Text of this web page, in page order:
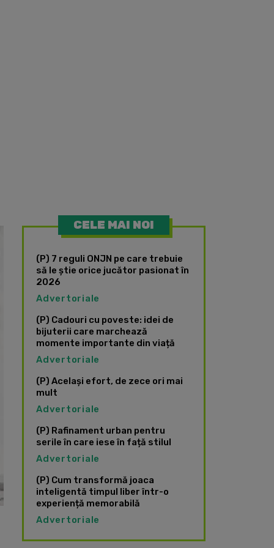
CELE MAI NOI
(P) 7 reguli ONJN pe care trebuie
să le știe orice jucător pasionat în
2026
Advertoriale
(P) Cadouri cu poveste: idei de
bijuterii care marchează
momente importante din viață
Advertoriale
(P) Același efort, de zece ori mai
mult
Advertoriale
(P) Rafinament urban pentru
serile în care iese în față stilul
Advertoriale
(P) Cum transformă joaca
inteligentă timpul liber într-o
experiență memorabilă
Advertoriale